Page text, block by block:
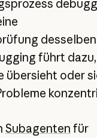
desselben
führt
übersieht oder
Subagenten für